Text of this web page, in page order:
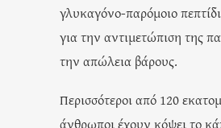
γλυκαγόνο-παρόμοιο
για την αντιμετώπιση της
την απώλεια βάρους.
Περισσότεροι από 120
άνθρωποι έχουν κόψει το